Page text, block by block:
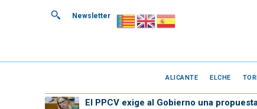
Newsletter
ALICANTE ELCHE
El PPCV exige al Gobierno una